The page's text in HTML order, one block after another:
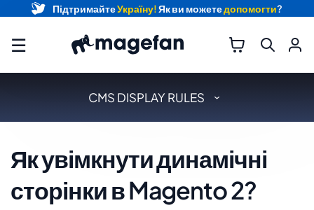
☰
CMS DISPLAY RULES
Як увімкнути динамічні
сторінки в Magento 2?
ПідтримайтеУкраїну!Як ви можетедопомогти?